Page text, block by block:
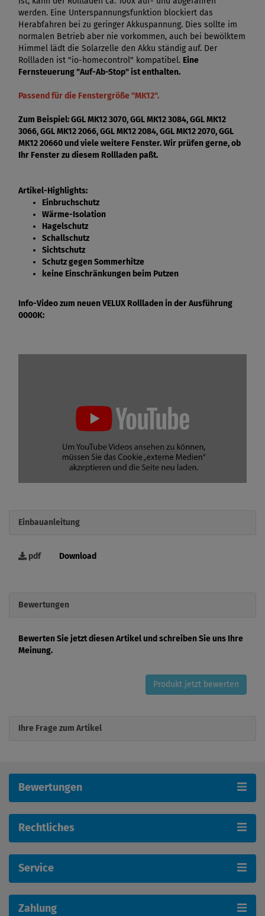
werden. Eine Unterspannungsfunktion blockiert das
Herabfahren bei zu geringer Akkuspannung. Dies sollte im
normalen Betrieb aber nie vorkommen, auch bei bewölktem
Himmel lädt die Solarzelle den Akku ständig auf. Der
Rollladen ist "io-homecontrol" kompatibel. Eine
Fernsteuerung "Auf-Ab-Stop" ist enthalten.
Passend für die Fenstergröße "MK12".
Zum Beispiel: GGL MK12 3070, GGL MK12 3084, GGL MK12
3066, GGL MK12 2066, GGL MK12 2084, GGL MK12 2070, GGL
MK12 20660 und viele weitere Fenster. Wir prüfen gerne, ob
Ihr Fenster zu diesem Rollladen paßt.
Artikel-Highlights:
Einbruchschutz
Wärme-Isolation
Hagelschutz
Schallschutz
Sichtschutz
Schutz gegen Sommerhitze
keine Einschränkungen beim Putzen
Info-Video zum neuen VELUX Rollladen in der Ausführung
0000K:
Einbauanleitung
pdf Download
Bewertungen
Bewerten Sie jetzt diesen Artikel und schreiben Sie uns Ihre
Meinung.
Produkt jetzt bewerten
Ihre Frage zum Artikel
Bewertungen
Rechtliches
Service
Zahlung